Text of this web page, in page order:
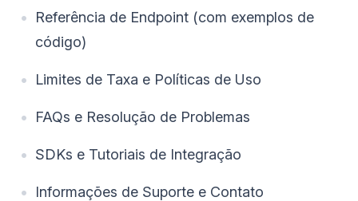
Referência de Endpoint (com exemplos de
código)
Limites de Taxa e Políticas de Uso
FAQs e Resolução de Problemas
SDKs e Tutoriais de Integração
Informações de Suporte e Contato